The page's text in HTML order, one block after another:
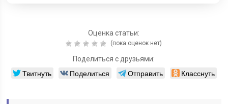
Оценка статьи:
(пока оценок нет)
Поделиться с друзьями:
Твитнуть Поделиться Отправить Класснуть